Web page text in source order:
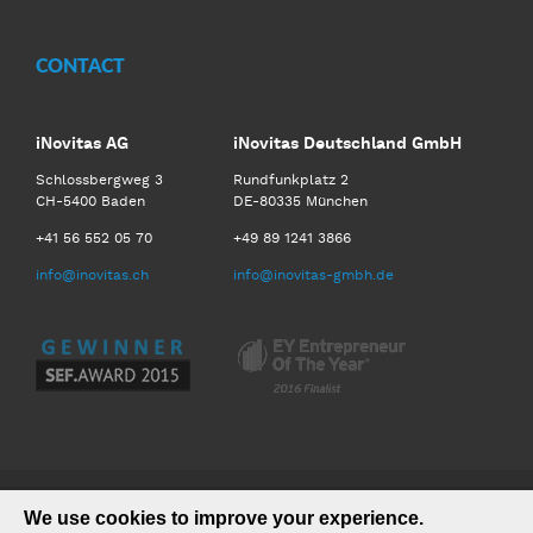
CONTACT
iNovitas AG
Schlossbergweg 3
CH-5400 Baden
+41 56 552 05 70
info@inovitas.ch
iNovitas Deutschland GmbH
Rundfunkplatz 2
DE-80335 München
+49 89 1241 3866
info@inovitas-gmbh.de
©2026 iNovitas AG. All Rights Reserved.
We use cookies to improve your experience.